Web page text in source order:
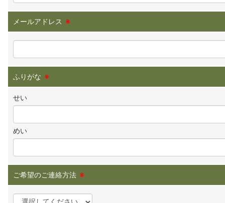
メールアドレス ※
ふりがな ※
せい
めい
ご希望のご連絡方法 ※